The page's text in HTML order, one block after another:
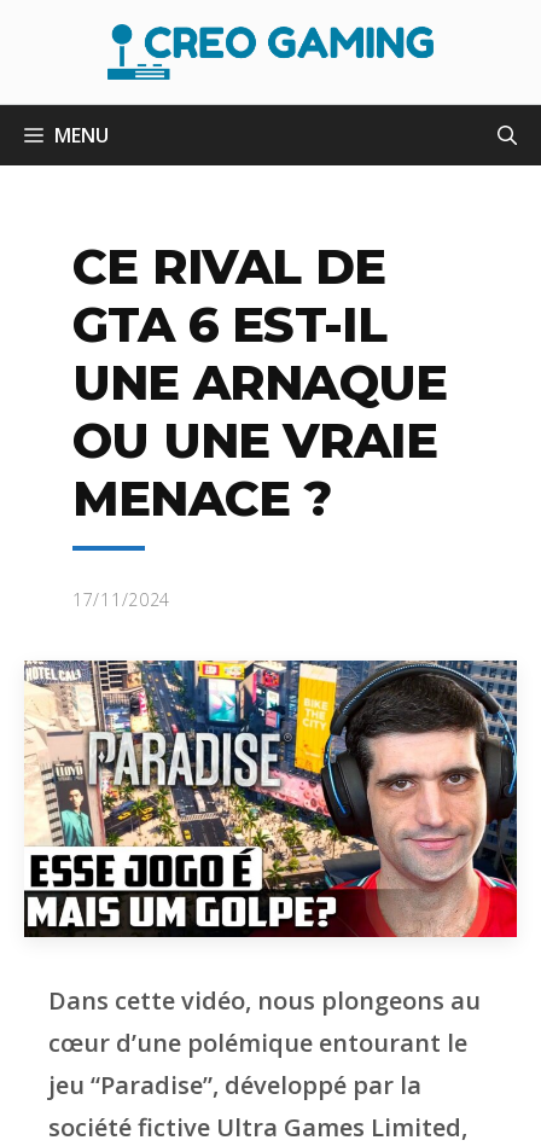
MENU
CE RIVAL DE
GTA 6 EST-IL
UNE ARNAQUE
OU UNE VRAIE
MENACE ?
17/11/2024
Dans cette vidéo, nous plongeons au
cœur d’une polémique entourant le
jeu “Paradise”, développé par la
société fictive Ultra Games Limited,